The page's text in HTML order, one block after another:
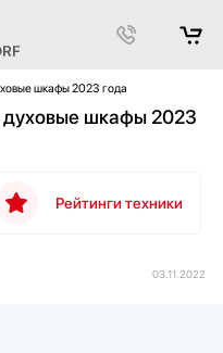
шкафы 2023 года
духовые шкафы 2023
Рейтинги техники
03.11.2022